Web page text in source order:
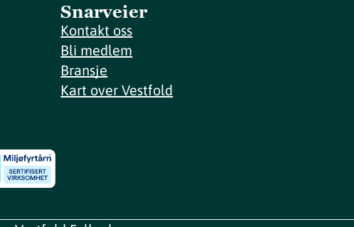
Snarveier
Kontakt oss
Bli medlem
Bransje
Kart over Vestfold